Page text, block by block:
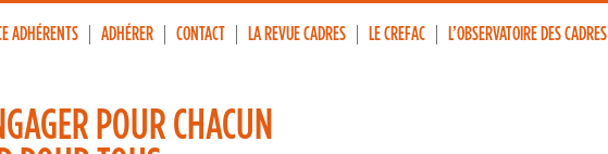
ADHÉRENTS ADHÉRER CONTACT LA REVUE CADRES LE CREFAC L’OBSERVATOIRE DES CADRES
POUR CHACUN